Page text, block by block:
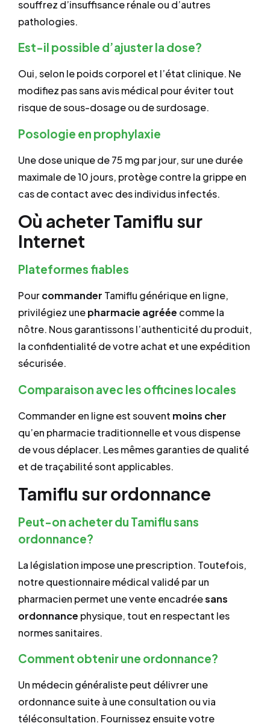
souffrez d’insuffisance rénale ou d’autres
pathologies.
Est-il possible d’ajuster la dose?
Oui, selon le poids corporel et l’état clinique. Ne
modifiez pas sans avis médical pour éviter tout
risque de sous-dosage ou de surdosage.
Posologie en prophylaxie
Une dose unique de 75 mg par jour, sur une durée
maximale de 10 jours, protège contre la grippe en
cas de contact avec des individus infectés.
Où acheter Tamiflu sur
Internet
Plateformes fiables
Pourcommander Tamiflu générique en ligne,
privilégiez unepharmacie agréée comme la
nôtre. Nous garantissons l’authenticité du produit,
la confidentialité de votre achat et une expédition
sécurisée.
Comparaison avec les officines locales
Commander en ligne est souvent moins cher
qu’en pharmacie traditionnelle et vous dispense
de vous déplacer. Les mêmes garanties de qualité
et de traçabilité sont applicables.
Tamiflu sur ordonnance
Peut-on acheter du Tamiflu sans
ordonnance?
La législation impose une prescription. Toutefois,
notre questionnaire médical validé par un
pharmacien permet une vente encadréesans
ordonnance physique, tout en respectant les
normes sanitaires.
Comment obtenir une ordonnance?
Un médecin généraliste peut délivrer une
ordonnance suite à une consultation ou via
téléconsultation. Fournissez ensuite votre